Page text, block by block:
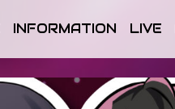
INFORMATION LIVE